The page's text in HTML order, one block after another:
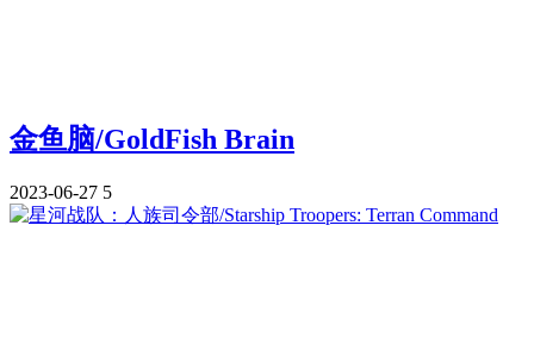
金鱼脑/GoldFish Brain
2023-06-27 5